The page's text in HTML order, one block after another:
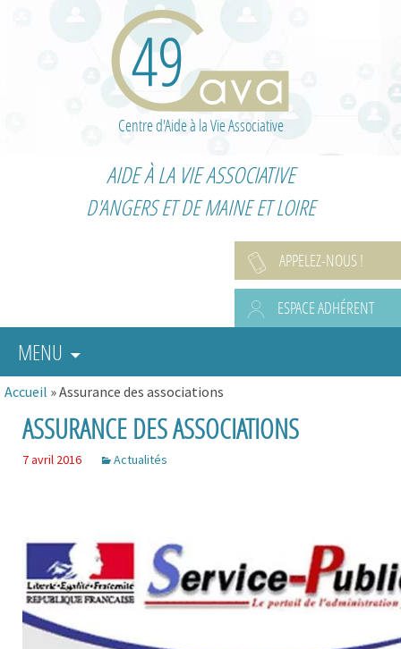
Centre d'Aide à la Vie Associative
AIDE À LA VIE ASSOCIATIVE
D'ANGERS ET DE MAINE ET LOIRE
APPELEZ-NOUS !
ESPACE ADHÉRENT
MENU
Accueil »Assurance des associations
ASSURANCE DES ASSOCIATIONS
7 avril 2016 Actualités